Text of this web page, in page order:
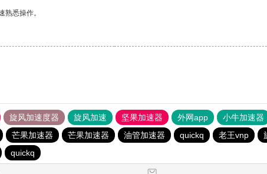
悉操作。
旋风加速度器 旋风加速 坚果加速器 外网app 小牛加速器
芒果加速器 芒果加速器 油管加速器 quickq 老王vnp
quickq